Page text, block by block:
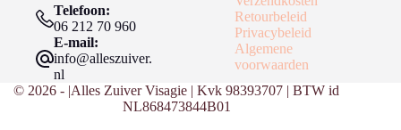
Telefoon:
06 212 70 960
E-mail:
info@alleszuiver.
nl
Retourbeleid
Privacybeleid
Algemene
voorwaarden
© 2026 - |Alles Zuiver Visagie | Kvk 98393707 | BTW id
NL868473844B01